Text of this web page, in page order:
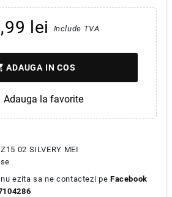
lei Include TVA
ADAUGA IN COS
02 SILVERY MEI
ezita sa ne contactezi pe Facebook